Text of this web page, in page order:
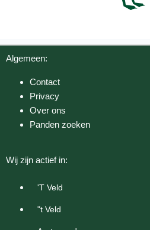
Algemeen:
Contact
Privacy
Over ons
Panden zoeken
Wij zijn actief in:
'T Veld
"t Veld